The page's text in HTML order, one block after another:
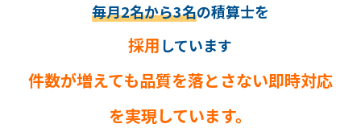
毎月2名から3名の積算士を
採用しています
件数が増えても品質を落とさない即時対応
を実現しています。